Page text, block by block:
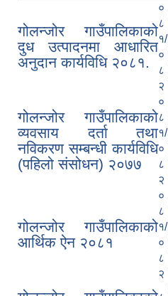
गोलन्जोर गाउँपालिकाको
दुध उत्पादनमा आधारित
अनुदान कार्यविधि २०८१.
०
८
१/
०
८
२
गोलन्जोर गाउँपालिकाको
व्यवसाय दर्ता तथा
नविकरण सम्बन्धी कार्यविधि
(पहिलो संसोधन) २०७७
०
८
१/
०
८
२
गोलन्जोर गाउँपालिकाको
आर्थिक ऐन २०८१
०
८
१/
०
८
२